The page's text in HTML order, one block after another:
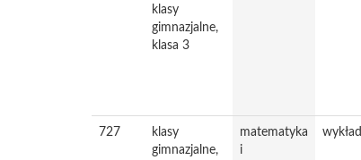
klasy
gimnazjalne,
klasa 3
727
klasy
gimnazjalne,
matematyka
i
wykład